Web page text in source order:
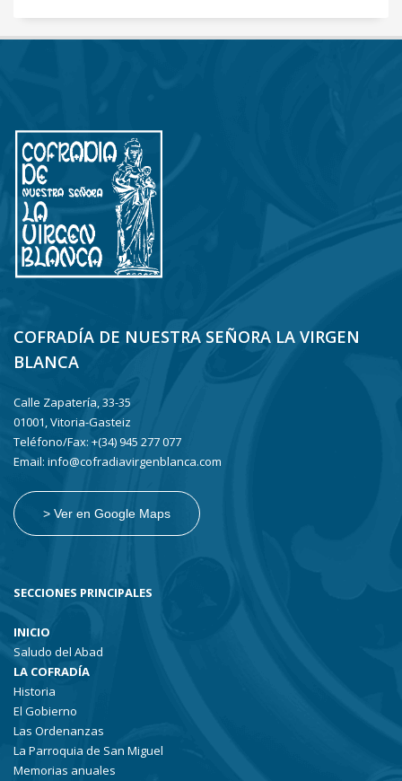
COFRADÍA DE NUESTRA SEÑORA LA VIRGEN
BLANCA
Calle Zapatería, 33-35
01001, Vitoria-Gasteiz
Teléfono/Fax: +(34) 945 277 077
Email: info@cofradiavirgenblanca.com
> Ver en Google Maps
SECCIONES PRINCIPALES
INICIO
Saludo del Abad
LA COFRADÍA
Historia
El Gobierno
Las Ordenanzas
La Parroquia de San Miguel
Memorias anuales